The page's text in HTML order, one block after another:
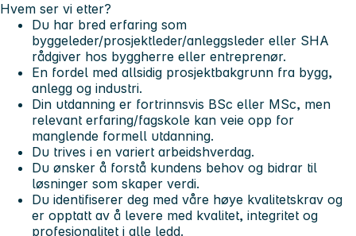
Hvem ser vi etter?
Du har bred erfaring som
byggeleder/prosjektleder/anleggsleder eller SHA
rådgiver hos byggherre eller entreprenør.
En fordel med allsidig prosjektbakgrunn fra bygg,
anlegg og industri.
Din utdanning er fortrinnsvis BSc eller MSc, men
relevant erfaring/fagskole kan veie opp for
manglende formell utdanning.
Du trives i en variert arbeidshverdag.
Du ønsker å forstå kundens behov og bidrar til
løsninger som skaper verdi.
Du identifiserer deg med våre høye kvalitetskrav og
er opptatt av å levere med kvalitet, integritet og
profesjonalitet i alle ledd.